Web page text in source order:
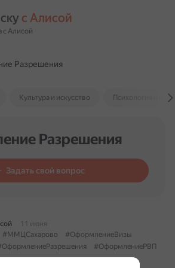
с Алисой
с Алисой
Разрешения
Культура и искусство Психология и
Разрешения
Задать свой вопрос
11 июня
#ММЦСахарово
#ОформлениеВизы
#ОформлениеРВП